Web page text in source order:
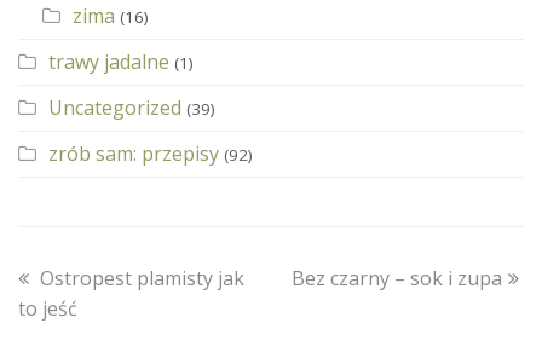
zima (16)
trawy jadalne (1)
Uncategorized (39)
zrób sam: przepisy (92)
previous
post:
Ostropest plamisty jak
to jeść
next
Bez czarny – sok i zupa